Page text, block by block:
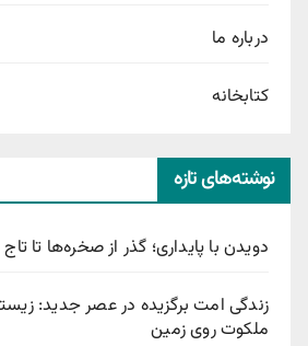
درباره ما
کتابخانه
نوشته‌های تازه
دویدن با پایداری؛ گذر از صخره‌ها تا
زندگی امت برگزیده در عصر جدید:
ملکوت روی زمین